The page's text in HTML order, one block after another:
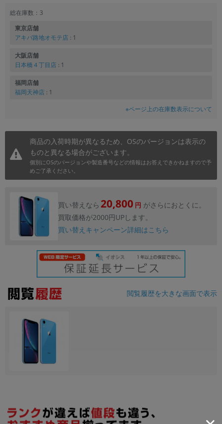
総在庫数：3
東京店舗
アキバ路地オモテ店 : 1
大阪店舗
日本橋４丁目店 : 1
福岡店舗
福岡天神店 : 1
※ページ上の在庫数表示について
商品の入荷時期が異なるため、OSのバージョンは表示の
ものと異なる場合がございます。
個別にOSのバージョンや製造番号などの情報はお答えできかねますので予
めご了承ください。
買い替えなら 20,800 円 がさらにおとくに。
買取価格が2000円UPします。
買い替えキャンペーン詳細はこちら
閲覧履歴を大きな画面で表示